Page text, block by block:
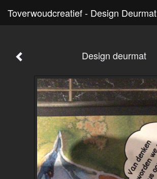
Toverwoudcreatief - Design Deurmat
Design deurmat